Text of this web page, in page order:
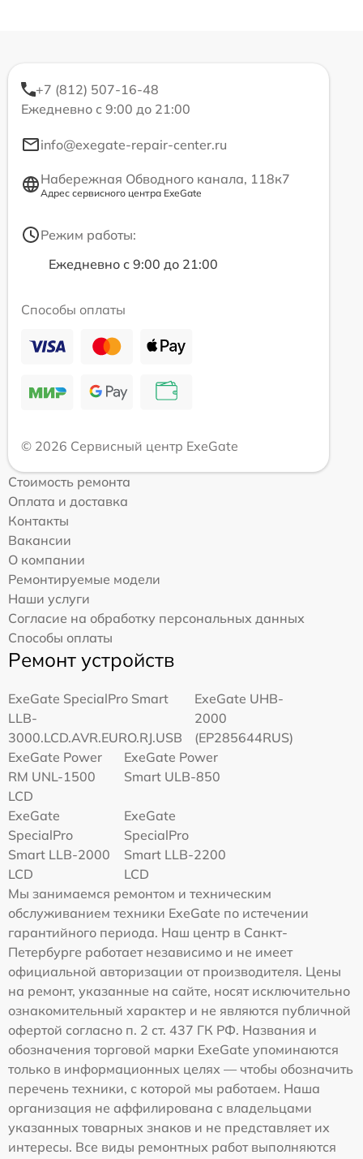
+7 (812) 507-16-48
Ежедневно с 9:00 до 21:00
info@exegate-repair-center.ru
Набережная Обводного канала, 118к7
Адрес сервисного центра ExeGate
Режим работы:
Ежедневно с 9:00 до 21:00
Способы оплаты
© 2026 Сервисный центр ExeGate
Стоимость ремонта
Оплата и доставка
Контакты
Вакансии
О компании
Ремонтируемые модели
Наши услуги
Согласие на обработку персональных данных
Способы оплаты
Ремонт устройств
ExeGate SpecialPro Smart
LLB-
3000.LCD.AVR.EURO.RJ.USB
ExeGate UHB-
2000
(EP285644RUS)
ExeGate Power
RM UNL-1500
LCD
ExeGate Power
Smart ULB-850
ExeGate
SpecialPro
Smart LLB-2000
LCD
ExeGate
SpecialPro
Smart LLB-2200
LCD
Мы занимаемся ремонтом и техническим
обслуживанием техники ExeGate по истечении
гарантийного периода. Наш центр в Санкт-
Петербурге работает независимо и не имеет
официальной авторизации от производителя. Цены
на ремонт, указанные на сайте, носят исключительно
ознакомительный характер и не являются публичной
офертой согласно п. 2 ст. 437 ГК РФ. Названия и
обозначения торговой марки ExeGate упоминаются
только в информационных целях — чтобы обозначить
перечень техники, с которой мы работаем. Наша
организация не аффилирована с владельцами
указанных товарных знаков и не представляет их
интересы. Все виды ремонтных работ выполняются